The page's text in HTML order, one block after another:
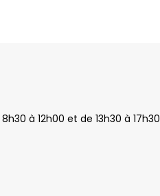
à 12h00 et de 13h30 à 17h30